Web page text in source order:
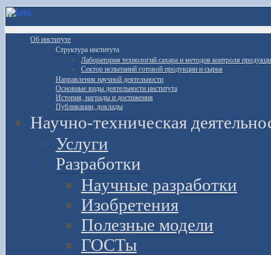
Об институте
Структура института
Лаборатория технологий сахара и методов контроля
Сектор испытаний готовой продукции и сырья
Направления научной деятельности
Основные виды деятельности института
История, награды и достижения
Публикации, доклады
Научно-техническая
Услуги
Разработки
Научные разработки
Изобретения
Полезные модели
ГОСТы